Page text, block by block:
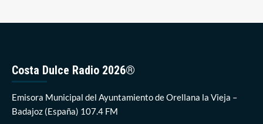
Costa Dulce Radio 2026®
Emisora Municipal del Ayuntamiento de Orellana la Vieja –
Badajoz (España) 107.4 FM